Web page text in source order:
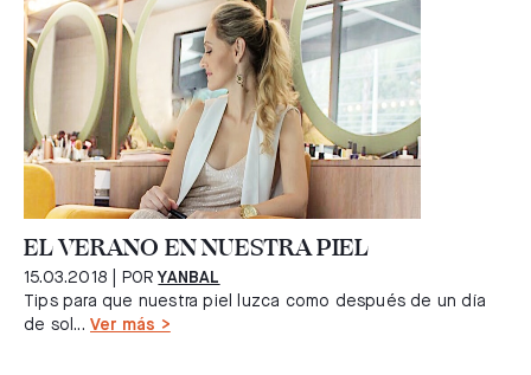
EL VERANO EN NUESTRA PIEL
15.03.2018 | POR YANBAL
Tips para que nuestra piel luzca como después de un día
de sol...Ver más >